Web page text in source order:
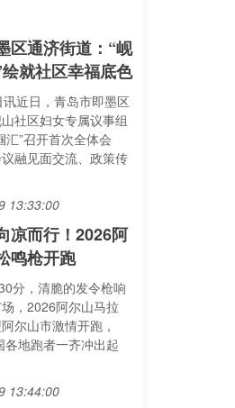
区通济街道：“岘
就社区幸福底色
近日，青岛市即墨区
社区妇女专属议事组
汇”召开首次全体会
融见面交流、政策传
13:33:00
凉而行！2026阿
鸣枪开跑
分，清脆的发令枪响
，2026阿尔山马拉
尔山市激情开跑，
各地跑者一齐冲出起
13:44:00